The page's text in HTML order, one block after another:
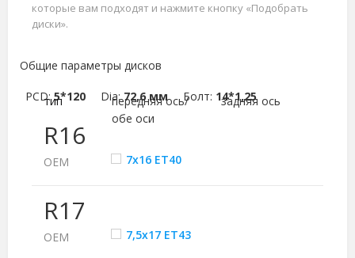
которые вам подходят и нажмите кнопку «Подобрать
диски».
Общие параметры дисков
PCD:5*120 Dia:72,6 мм Болт: 14*1,25
R16
тип
передняя ось/
обе оси
задняя ось
ОЕМ 7x16 ET40
R17
ОЕМ 7,5x17 ET43